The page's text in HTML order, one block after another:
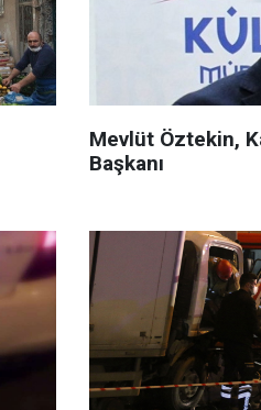
Mevlüt Öztekin,
Başkanı